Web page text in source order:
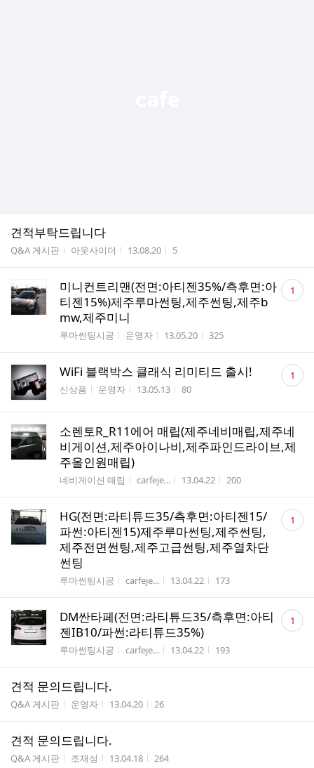
견적부탁드립니다
게시판명
Q&A 게시판 작성자
아웃사이더 작성시간
13.08.20 조회수
5
미니컨트리맨(전면:아티젠35%/측후면:아
티젠15%)제주루마썬팅,제주썬팅,제주b
mw,제주미니
게시판명
루마썬팅시공 작성자
운영자 작성시간
13.05.20 조회수
325
댓
글 1
WiFi 블랙박스 클래식 리미티드 출시!
게시판명
신상품 작성자
운영자 작성시간
13.05.13 조회수
80
댓
글 1
소렌토R_R11에어 매립(제주네비매립,제주네
비게이션,제주아이나비,제주파인드라이브,제
주올인원매립)
게시판명
네비게이션 매립 작성자
carfeje... 작성시간
13.04.22 조회수
200
HG(전면:라티튜드35/측후면:아티젠15/
파썬:아티젠15)제주루마썬팅,제주썬팅,
제주전면썬팅,제주고급썬팅,제주열차단
썬팅
게시판명
루마썬팅시공 작성자
carfeje... 작성시간
13.04.22 조회수
173
댓
글 1
DM싼타페(전면:라티튜드35/측후면:아티
젠IB10/파썬:라티튜드35%)
게시판명
루마썬팅시공 작성자
carfeje... 작성시간
13.04.22 조회수
193
댓
글 1
견적 문의드립니다.
게시판명
Q&A 게시판 작성자
운영자 작성시간
13.04.20 조회수
26
견적 문의드립니다.
게시판명
Q&A 게시판 작성자
조재성 작성시간
13.04.18 조회수
264